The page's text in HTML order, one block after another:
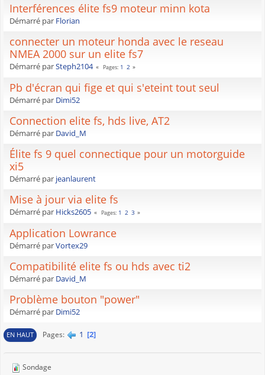
Interférences élite fs9 moteur minn kota
Démarré par Florian
connecter un moteur honda avec le reseau
NMEA 2000 sur un elite fs7
Démarré parSteph2104 Pages 1 2
Pb d'écran qui fige et qui s'eteint tout seul
Démarré par Dimi52
Connection elite fs, hds live, AT2
Démarré par David_M
Élite fs 9 quel connectique pour un motorguide
xi5
Démarré par jeanlaurent
Mise à jour via elite fs
Démarré par Hicks2605 Pages 1 2 3
Application Lowrance
Démarré parVortex29
Compatibilité elite fs ou hds avec ti2
Démarré par David_M
Problème bouton "power"
Démarré par Dimi52
EN HAUT Pages 1 2
Sondage